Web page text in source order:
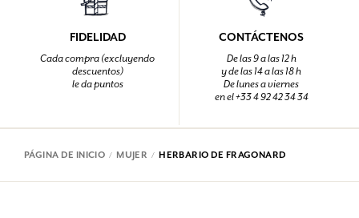
FIDELIDAD
Cada compra (excluyendo
descuentos)
le da puntos
CONTÁCTENOS
De las 9 a las 12 h
y de las 14 a las 18 h
De lunes a viernes
en el +33 4 92 42 34 34
PÁGINA DE INICIO MUJER HERBARIO DE FRAGONARD